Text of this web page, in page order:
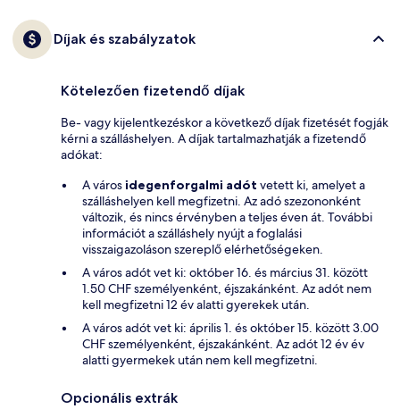
Díjak és szabályzatok
Kötelezően fizetendő díjak
Be- vagy kijelentkezéskor a következő díjak fizetését fogják
kérni a szálláshelyen. A díjak tartalmazhatják a fizetendő
adókat:
A városidegenforgalmi adót vetett ki, amelyet a
szálláshelyen kell megfizetni. Az adó szezononként
változik, és nincs érvényben a teljes éven át. További
információt a szálláshely nyújt a foglalási
visszaigazoláson szereplő elérhetőségeken.
A város adót vet ki: október 16. és március 31. között
1.50 CHF személyenként, éjszakánként. Az adót nem
kell megfizetni 12 év alatti gyerekek után.
A város adót vet ki: április 1. és október 15. között 3.00
CHF személyenként, éjszakánként. Az adót 12 év év
alatti gyermekek után nem kell megfizetni.
Opcionális extrák